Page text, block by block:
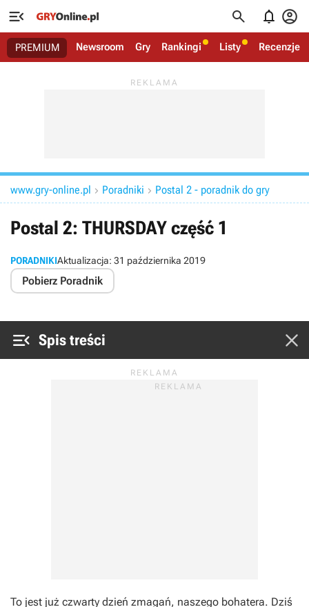
   
PREMIUM Newsroom Gry Rankingi Listy Recenzje
www.gry-online.pl  Poradniki  Postal 2 - poradnik do gry
Postal 2: THURSDAY część 1
PORADNIKIAktualizacja: 31 października 2019
Pobierz Poradnik
 Spis treści 
To jest już czwarty dzień zmagań, naszego bohatera. Dziś